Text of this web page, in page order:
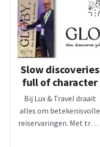
Slow discoveries
full of character
Bij Lux & Travel draait
alles om betekenisvolle
reiservaringen. Met trots